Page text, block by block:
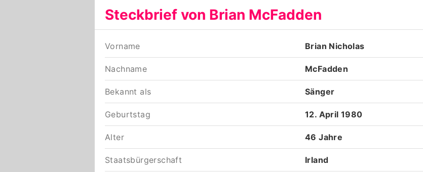
Nutzungsbedingungen
Steckbrief von Brian McFadden
Vorname Brian Nicholas
Nachname McFadden
Bekannt als Sänger
Geburtstag 12. April 1980
Alter 46 Jahre
Staatsbürgerschaft Irland